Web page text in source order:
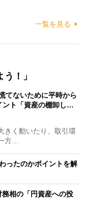
一覧を見る
！」
てないために平時から
ント「資産の棚卸し…
きく動いたり、取引環
方…
ったのかポイントを解
務相の「円資産への投